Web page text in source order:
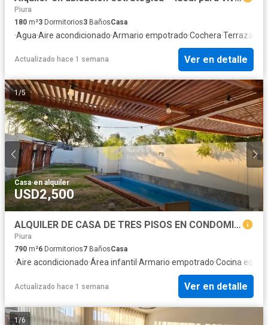
Piura
180 m²3 Dormitorios3 BañosCasa
·Agua·Aire acondicionado·Armario empotrado·Cochera·Terraza
Actualizado hace 1 semana Ver en detalle
1 /5
Casa·en alquiler
USD2,500
ALQUILER DE CASA DE TRES PISOS EN CONDOMINIO PRIVADO LOMA BLANCA, LOS EJIDOS PIURA
Piura
790 m²6 Dormitorios7 BañosCasa
·Aire acondicionado·Área infantil ·Armario empotrado·Cocina
Actualizado hace 1 semana Ver en detalle
1/6